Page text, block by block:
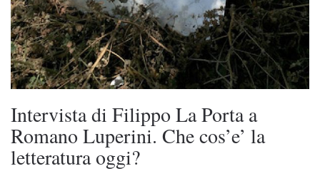
Intervista di Filippo La Porta a
Romano Luperini. Che cos’e’ la
letteratura oggi?